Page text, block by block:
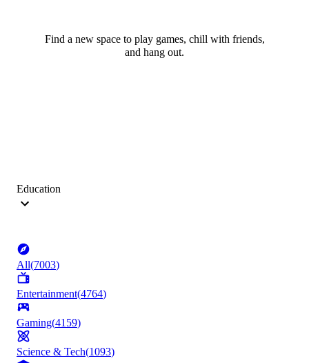
Find a new space to play games, chill with friends,
and hang out.
Education
All(7003)
Entertainment(4764)
Gaming(4159)
Science & Tech(1093)